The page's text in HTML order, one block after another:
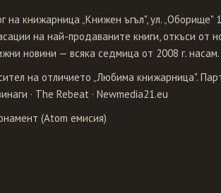
на книжарница „Книжен ъгъл", ул. „Оборище"
на най-продаваните книги, откъси от
новини — всяка седмица от 2008 г. насам.
на отличието „Любима книжарница".
· The Rebeat · Newmedia21.eu
(Atom емисия)